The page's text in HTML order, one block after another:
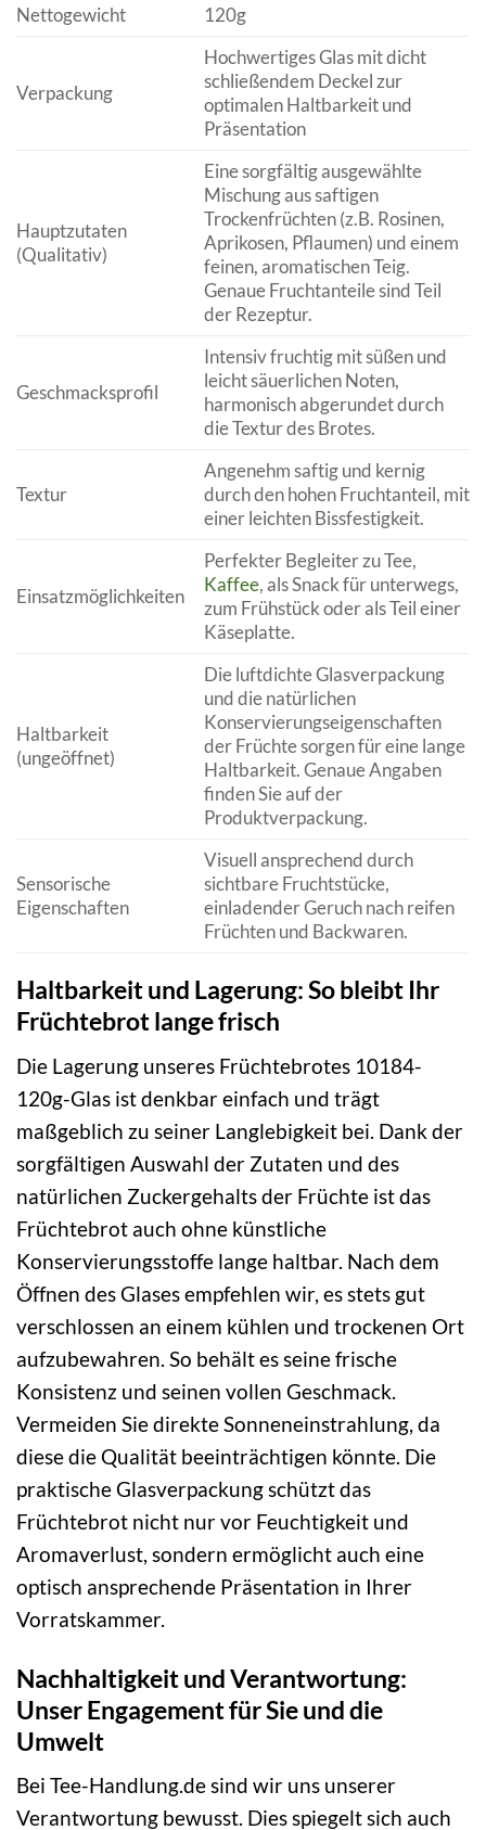
Nettogewicht
120g
Verpackung
Hochwertiges Glas mit dicht
schließendem Deckel zur
optimalen Haltbarkeit und
Präsentation
Hauptzutaten
(Qualitativ)
Eine sorgfältig ausgewählte
Mischung aus saftigen
Trockenfrüchten (z.B. Rosinen,
Aprikosen, Pflaumen) und einem
feinen, aromatischen Teig.
Genaue Fruchtanteile sind Teil
der Rezeptur.
Geschmacksprofil
Intensiv fruchtig mit süßen und
leicht säuerlichen Noten,
harmonisch abgerundet durch
die Textur des Brotes.
Textur
Angenehm saftig und kernig
durch den hohen Fruchtanteil, mit
einer leichten Bissfestigkeit.
Einsatzmöglichkeiten
Perfekter Begleiter zu Tee,
Kaffee, als Snack für unterwegs,
zum Frühstück oder als Teil einer
Käseplatte.
Haltbarkeit
(ungeöffnet)
Die luftdichte Glasverpackung
und die natürlichen
Konservierungseigenschaften
der Früchte sorgen für eine lange
Haltbarkeit. Genaue Angaben
finden Sie auf der
Produktverpackung.
Sensorische
Eigenschaften
Visuell ansprechend durch
sichtbare Fruchtstücke,
einladender Geruch nach reifen
Früchten und Backwaren.
Haltbarkeit und Lagerung: So bleibt Ihr
Früchtebrot lange frisch
Die Lagerung unseres Früchtebrotes 10184-
120g-Glas ist denkbar einfach und trägt
maßgeblich zu seiner Langlebigkeit bei. Dank der
sorgfältigen Auswahl der Zutaten und des
natürlichen Zuckergehalts der Früchte ist das
Früchtebrot auch ohne künstliche
Konservierungsstoffe lange haltbar. Nach dem
Öffnen des Glases empfehlen wir, es stets gut
verschlossen an einem kühlen und trockenen Ort
aufzubewahren. So behält es seine frische
Konsistenz und seinen vollen Geschmack.
Vermeiden Sie direkte Sonneneinstrahlung, da
diese die Qualität beeinträchtigen könnte. Die
praktische Glasverpackung schützt das
Früchtebrot nicht nur vor Feuchtigkeit und
Aromaverlust, sondern ermöglicht auch eine
optisch ansprechende Präsentation in Ihrer
Vorratskammer.
Nachhaltigkeit und Verantwortung:
Unser Engagement für Sie und die
Umwelt
Bei Tee-Handlung.de sind wir uns unserer
Verantwortung bewusst. Dies spiegelt sich auch